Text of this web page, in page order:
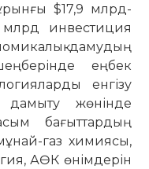
$17,9 млрд-
инвестиция
дамудың
еңбек
енгізу
жөнінде
бағыттардың
газ химиясы,
АӨК өнімдерін